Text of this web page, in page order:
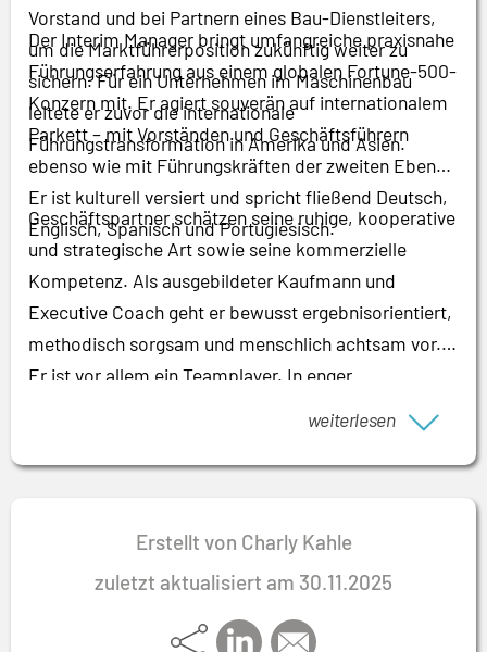
Vorstand und bei Partnern eines Bau-Dienstleiters,
um die Marktführerposition zukünftig weiter zu
sichern. Für ein Unternehmen im Maschinenbau
leitete er zuvor die internationale
Führungstransformation in Amerika und Asien.
Der Interim Manager bringt umfangreiche praxisnahe
Führungserfahrung aus einem globalen Fortune-500-
Konzern mit. Er agiert souverän auf internationalem
Parkett – mit Vorständen und Geschäftsführern
ebenso wie mit Führungskräften der zweiten Ebene.
Er ist kulturell versiert und spricht fließend Deutsch,
Englisch, Spanisch und Portugiesisch.
Geschäftspartner schätzen seine ruhige, kooperative
und strategische Art sowie seine kommerzielle
Kompetenz. Als ausgebildeter Kaufmann und
Executive Coach geht er bewusst ergebnisorientiert,
methodisch sorgsam und menschlich achtsam vor.
Er ist vor allem ein Teamplayer. In enger
sorgt er für tiefgreifende, mutige und methodische
Veränderungsprozesse. Seine interkulturelle
setzt in der Regel neue Impulse bei seinen
schätzen besonders, dass er erheblich zur
langfristigen Verankerung von neuen Kompetenzen
weiterlesen
Erstellt von Charly Kahle
zuletzt aktualisiert am 30.11.2025